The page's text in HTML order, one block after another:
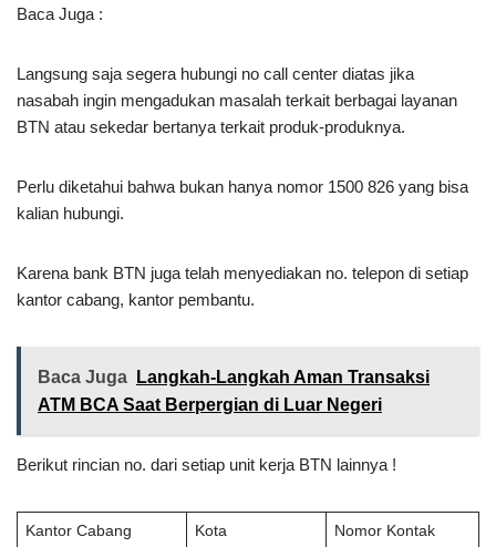
Baca Juga :
Langsung saja segera hubungi no call center diatas jika
nasabah ingin mengadukan masalah terkait berbagai layanan
BTN atau sekedar bertanya terkait produk-produknya.
Perlu diketahui bahwa bukan hanya nomor 1500 826 yang bisa
kalian hubungi.
Karena bank BTN juga telah menyediakan no. telepon di setiap
kantor cabang, kantor pembantu.
Baca Juga
Langkah-Langkah Aman Transaksi
ATM BCA Saat Berpergian di Luar Negeri
Berikut rincian no. dari setiap unit kerja BTN lainnya !
Kantor Cabang Kota Nomor Kontak